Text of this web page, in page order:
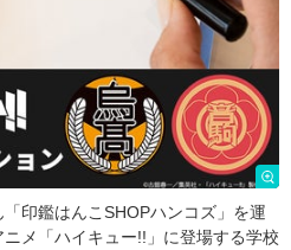
印鑑はんこSHOPハンコズ」を運
メ「ハイキュー!!」に登場する学校